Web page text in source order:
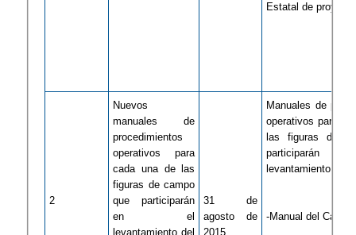
Estatal de proyecto
​​2
​Nuevos
manuales de
procedimientos
operativos para
cada una de las
figuras de campo
que participarán
en el
levantamiento del
31 de
agosto de
2015
​Manuales de
operativos para
las figuras de
levantamiento:
-Manual del